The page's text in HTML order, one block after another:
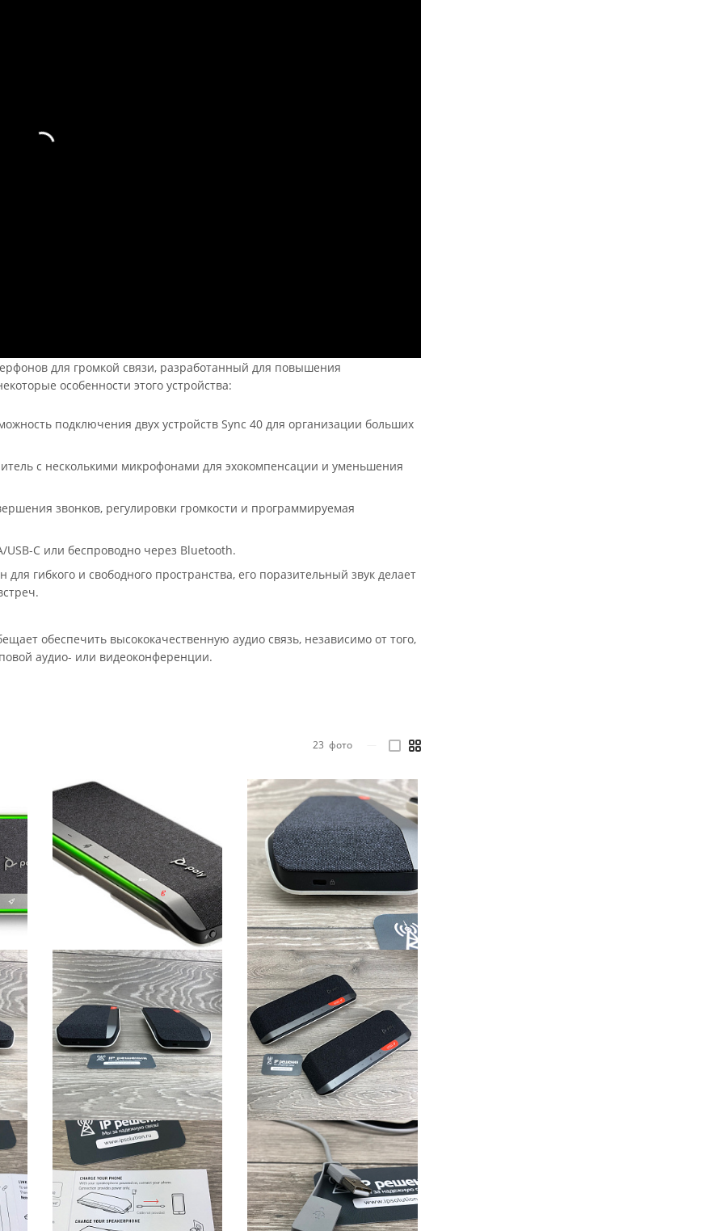
для громкой связи, разработанный для повышения
особенности этого устройства:
подключения двух устройств Sync 40 для организации больших
с несколькими микрофонами для эхокомпенсации и уменьшения
звонков, регулировки громкости и программируемая
C или беспроводно через Bluetooth.
гибкого и свободного пространства, его поразительный звук делает
обеспечить высококачественную аудио связь, независимо от того,
аудио- или видеоконференции.
23 фото